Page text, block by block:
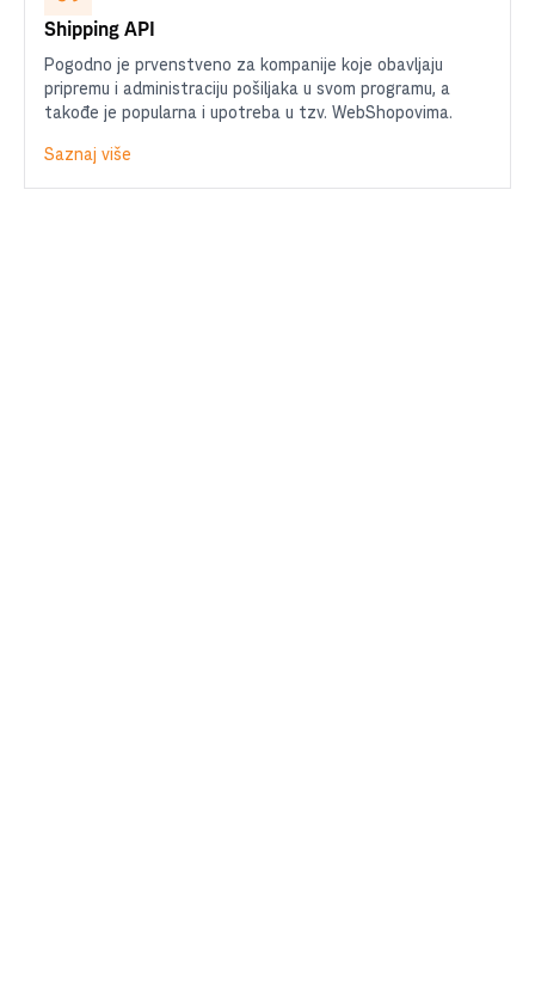
Shipping API
Pogodno je prvenstveno za kompanije koje obavljaju
pripremu i administraciju pošiljaka u svom programu, a
takođe je popularna i upotreba u tzv. WebShopovima.
Saznaj više